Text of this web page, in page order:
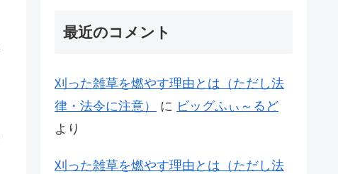
最近のコメント
刈った雑草を燃やす理由とは（ただし法
律・法令に注意）
に ビッグふぃ～るど
より
刈った雑草を燃やす理由とは（ただし法